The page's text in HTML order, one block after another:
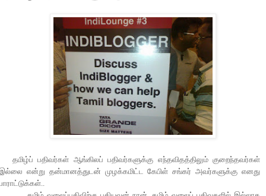
பதிவர்கள் ஆங்கிலப் பதிவர்களுக்கு எந்தவிதத்திலும் குறைந்தவர்கள்
என்று தன்மானத்துடன் முழக்கமிட்ட கேபிள் சங்கர் அவர்களுக்கு எனது